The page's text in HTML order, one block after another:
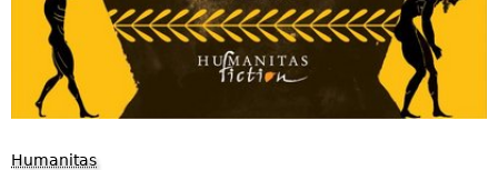
Humanitas